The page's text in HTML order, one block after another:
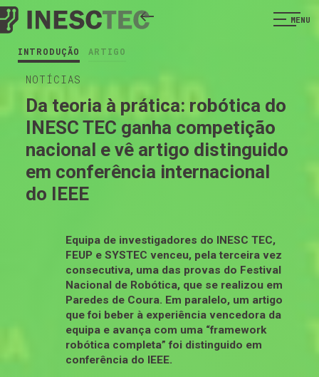
MENU
INTRODUÇÃO ARTIGO
NOTÍCIAS
Da teoria à prática: robótica do
INESC TEC ganha competição
nacional e vê artigo distinguido
em conferência internacional
do IEEE
Equipa de investigadores do INESC TEC,
FEUP e SYSTEC venceu, pela terceira vez
consecutiva, uma das provas do Festival
Nacional de Robótica, que se realizou em
Paredes de Coura. Em paralelo, um artigo
que foi beber à experiência vencedora da
equipa e avança com uma “framework
robótica completa” foi distinguido em
conferência do IEEE.